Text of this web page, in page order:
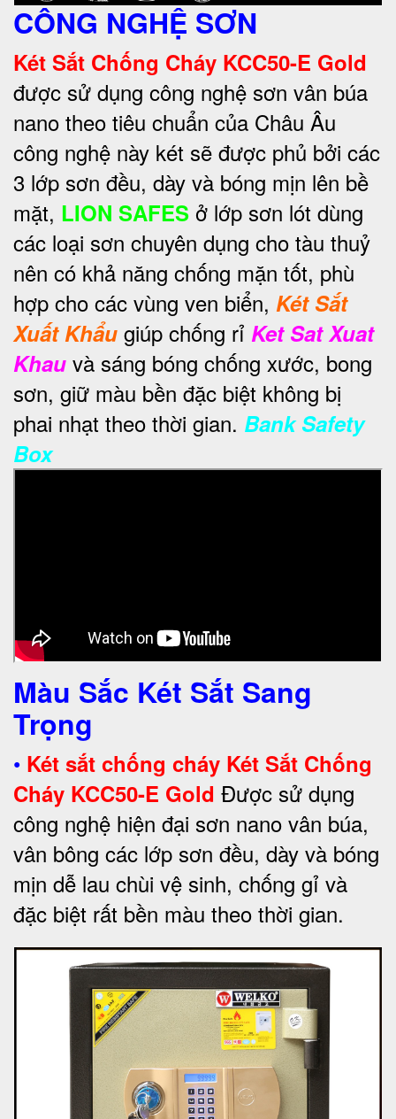
CÔNG NGHỆ SƠN
Két Sắt Chống Cháy KCC50-E Gold
được sử dụng công nghệ sơn vân búa
nano theo tiêu chuẩn của Châu Âu
công nghệ này két sẽ được phủ bởi các
3 lớp sơn đều, dày và bóng mịn lên bề
mặt, LION SAFES ở lớp sơn lót dùng
các loại sơn chuyên dụng cho tàu thuỷ
nên có khả năng chống mặn tốt, phù
hợp cho các vùng ven biển, Két Sắt
Xuất Khẩu giúp chống rỉ Ket Sat Xuat
Khau và sáng bóng chống xước, bong
sơn, giữ màu bền đặc biệt không bị
phai nhạt theo thời gian. Bank Safety
Box
Màu Sắc Két Sắt Sang
Trọng
• Két sắt chống cháy Két Sắt Chống
Cháy KCC50-E Gold Được sử dụng
công nghệ hiện đại sơn nano vân búa,
vân bông các lớp sơn đều, dày và bóng
mịn dễ lau chùi vệ sinh, chống gỉ và
đặc biệt rất bền màu theo thời gian.